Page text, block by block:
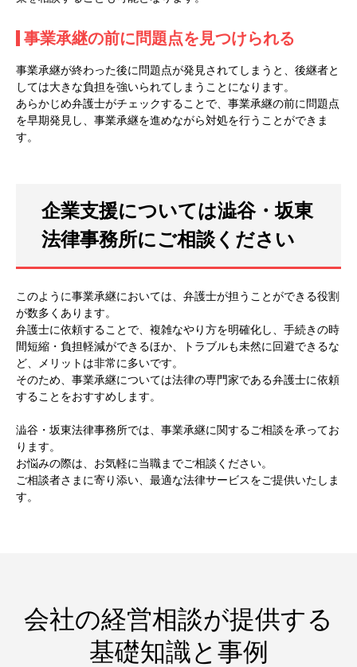
事業承継の前に問題点を見つけられる
事業承継が終わった後に問題点が発見されてしまうと、後継者と
しては大きな負担を強いられてしまうことになります。
あらかじめ弁護士がチェックすることで、事業承継の前に問題点
を早期発見し、事業承継を進めながら対処を行うことができま
す。
企業支援については澁谷・坂東
法律事務所にご相談ください
このように事業承継においては、弁護士が担うことができる役割
が数多くあります。
弁護士に依頼することで、複雑なやり方を明確化し、手続きの時
間短縮・負担軽減ができるほか、トラブルも未然に回避できるな
ど、メリットは非常に多いです。
そのため、事業承継については法律の専門家である弁護士に依頼
することをおすすめします。
澁谷・坂東法律事務所では、事業承継に関するご相談を承ってお
ります。
お悩みの際は、お気軽に当職までご相談ください。
ご相談者さまに寄り添い、最適な法律サービスをご提供いたしま
す。
会社の経営相談が提供する
基礎知識と事例